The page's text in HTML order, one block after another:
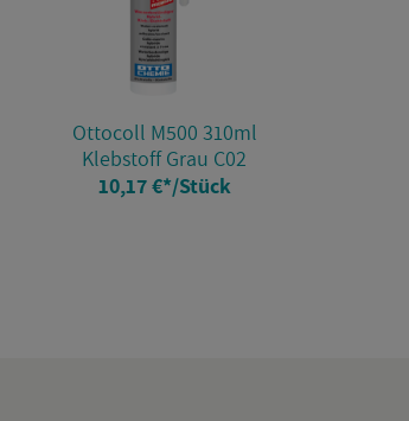
Ot­to­coll M500 310ml
Kleb­stoff Grau C02
10,17 €*/Stück